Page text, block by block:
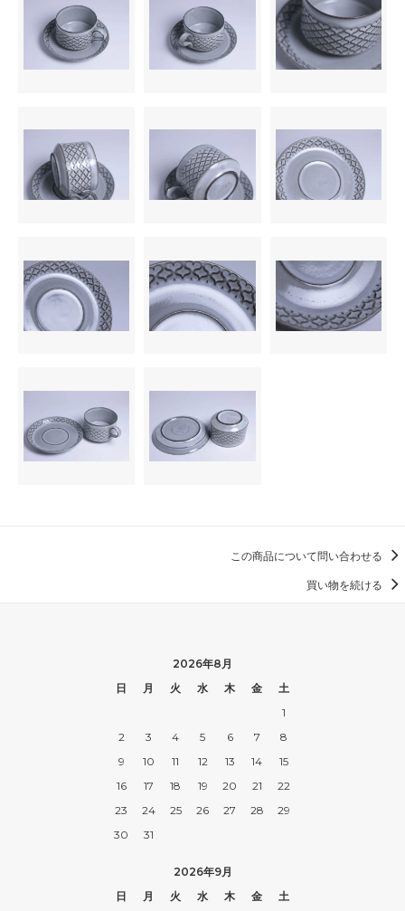
この商品について問い合わせる
買い物を続ける
2026年8月
日
月 火 水 木 金
土
1
2
3 4 5 6 7
8
9
10 11 12 13 14
15
16
17 18 19 20 21
22
23
24 25 26 27 28
29
30
31
2026年9月
日
月 火 水 木 金
土